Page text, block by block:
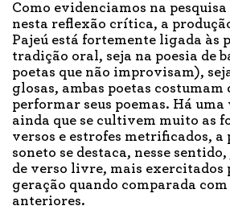
Como evidenciamos na
nesta reflexão crítica, a
Pajeú está fortemente ligada às
tradição oral, seja na poesia de
poetas que não improvisam),
glosas, ambas poetas costumam
performar seus poemas. Há
ainda que se cultivem muito as
versos e estrofes metrificados, a
soneto se destaca, nesse
de verso livre, mais exercitados
geração quando comparada com
anteriores.